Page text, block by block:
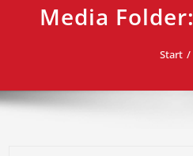
Media Folder:
Start